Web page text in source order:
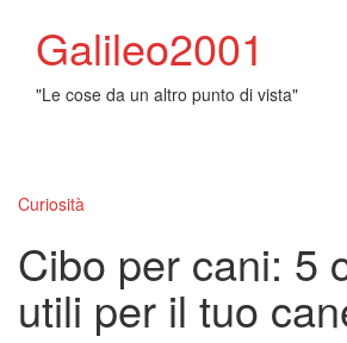
Galileo2001
"Le cose da un altro punto di vista"
Curiosità
Cibo per cani: 5
utili per il tuo